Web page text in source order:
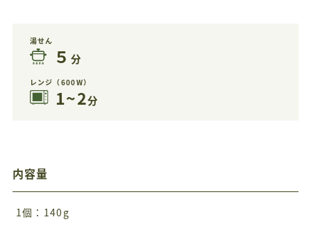
湯せん
５ 分
レンジ（600W）
1~2分
内容量
1個：140g